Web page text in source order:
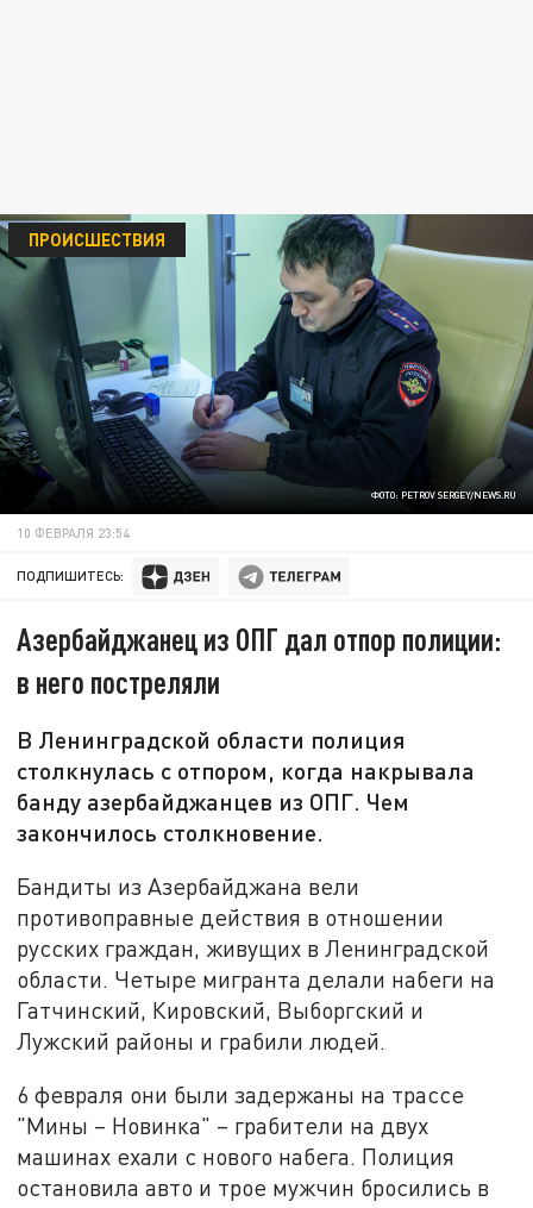
ФОТО: PETROV SERGEY/NEWS.RU
ПРОИСШЕСТВИЯ
10 ФЕВРАЛЯ 23:54
ПОДПИШИТЕСЬ:
Азербайджанец из ОПГ дал отпор полиции:
в него постреляли
В Ленинградской области полиция
столкнулась с отпором, когда накрывала
банду азербайджанцев из ОПГ. Чем
закончилось столкновение.
Бандиты из Азербайджана вели
противоправные действия в отношении
русских граждан, живущих в Ленинградской
области. Четыре мигранта делали набеги на
Гатчинский, Кировский, Выборгский и
Лужский районы и грабили людей.
6 февраля они были задержаны на трассе
"Мины – Новинка" – грабители на двух
машинах ехали с нового набега. Полиция
остановила авто и трое мужчин бросились в